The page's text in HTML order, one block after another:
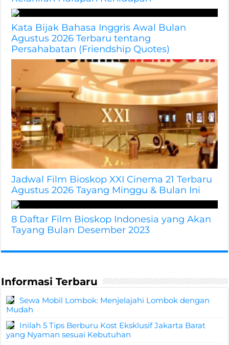
Kata Bijak Bahasa Inggris Awal Bulan
Agustus 2026 Terbaru tentang
Persahabatan (Friendship Quotes)
Jadwal Film Bioskop XXI Cinema 21 Terbaru
Agustus 2026 Tayang Minggu & Bulan Ini
8 Daftar Film Bioskop Indonesia yang Akan
Tayang Bulan Desember 2023
Informasi Terbaru
Sewa Mobil Lombok: Menjelajahi Lombok dengan
Mudah
Inilah 5 Tips Berburu Kost Eksklusif Jakarta Barat
yang Nyaman sesuai Kebutuhan